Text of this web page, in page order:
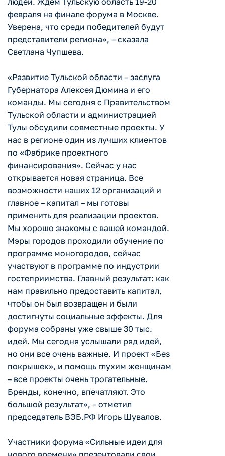
февраля на финале форума в Москве.
Уверена, что среди победителей будут
представители региона», – сказала
Светлана Чупшева.
«Развитие Тульской области – заслуга
Губернатора Алексея Дюмина и его
команды. Мы сегодня с Правительством
Тульской области и администрацией
Тулы обсудили совместные проекты. У
нас в регионе один из лучших клиентов
по «Фабрике проектного
финансирования». Сейчас у нас
открывается новая страница. Все
возможности наших 12 организаций и
главное – капитал – мы готовы
применить для реализации проектов.
Мы хорошо знакомы с вашей командой.
Мэры городов проходили обучение по
программе моногородов, сейчас
участвуют в программе по индустрии
гостеприимства. Главный результат: как
нам правильно предоставить капитал,
чтобы он был возвращен и были
достигнуты социальные эффекты. Для
форума собраны уже свыше 30 тыс.
идей. Мы сегодня услышали ряд идей,
но они все очень важные. И проект «Без
покрышек», и помощь глухим женщинам
– все проекты очень трогательные.
Бренды, конечно, впечатляют. Это
большой результат», – отметил
председатель ВЭБ.РФ Игорь Шувалов.
Участники форума «Сильные идеи для